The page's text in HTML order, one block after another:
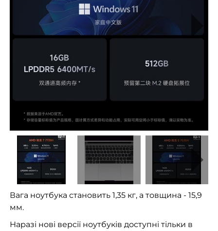
Вага ноутбука становить 1,35 кг, а товщина - 15,9
мм.
Наразі нові версії ноутбуків доступні тільки в